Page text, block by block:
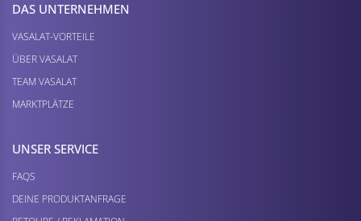
DAS UNTERNEHMEN
VASALAT-VORTEILE
ÜBER VASALAT
TEAM VASALAT
MARKTPLÄTZE
UNSER SERVICE
FAQS
DEINE PRODUKTANFRAGE